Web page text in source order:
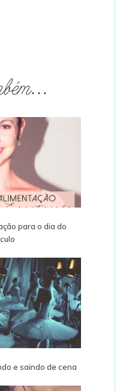
para o dia do
e saindo de cena